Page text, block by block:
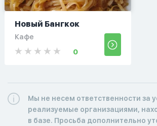
Новый Бангкок
Кафе
0
Мы не несем ответственности за
реализуемые организациями,
в базе. Просьба дополнительно